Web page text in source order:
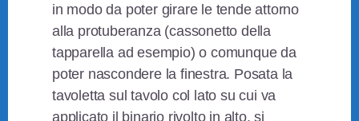
in modo da poter girare le tende attorno
alla protuberanza (cassonetto della
tapparella ad esempio) o comunque da
poter nascondere la finestra. Posata la
tavoletta sul tavolo col lato su cui va
applicato il binario rivolto in alto, si